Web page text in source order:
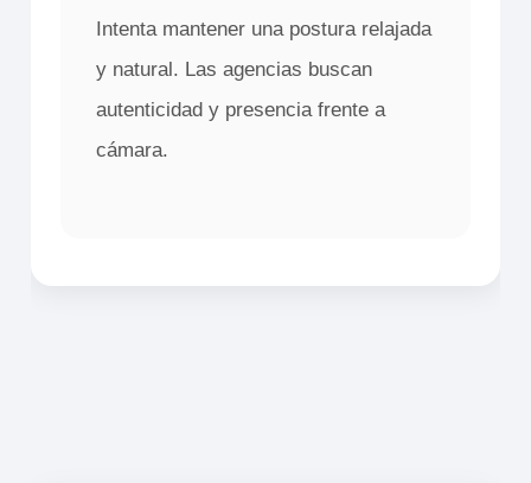
Intenta mantener una postura relajada
y natural. Las agencias buscan
autenticidad y presencia frente a
cámara.